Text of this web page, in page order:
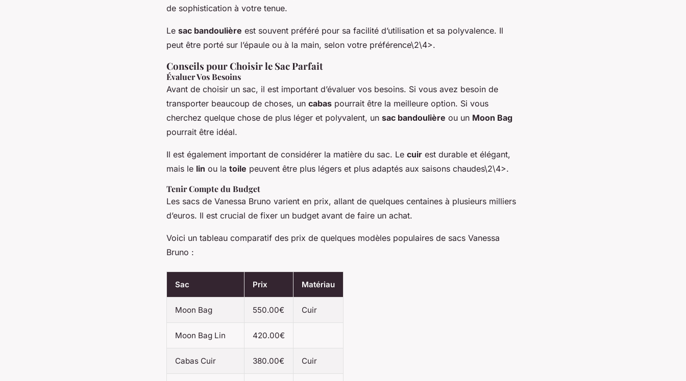
de sophistication à votre tenue.
Le sac bandoulière est souvent préféré pour sa facilité d’utilisation et sa polyvalence. Il
peut être porté sur l’épaule ou à la main, selon votre préférence\2\4>.
Conseils pour Choisir le Sac Parfait
Évaluer Vos Besoins
Avant de choisir un sac, il est important d’évaluer vos besoins. Si vous avez besoin de
transporter beaucoup de choses, un cabas pourrait être la meilleure option. Si vous
cherchez quelque chose de plus léger et polyvalent, un sac bandoulière ou un Moon Bag
pourrait être idéal.
Il est également important de considérer la matière du sac. Le cuir est durable et élégant,
mais le lin ou la toile peuvent être plus légers et plus adaptés aux saisons chaudes\2\4>.
Tenir Compte du Budget
Les sacs de Vanessa Bruno varient en prix, allant de quelques centaines à plusieurs milliers
d’euros. Il est crucial de fixer un budget avant de faire un achat.
Voici un tableau comparatif des prix de quelques modèles populaires de sacs Vanessa
Bruno :
Sac Prix Matériau
Moon Bag 550.00€ Cuir
Moon Bag Lin 420.00€
Cabas Cuir 380.00€ Cuir